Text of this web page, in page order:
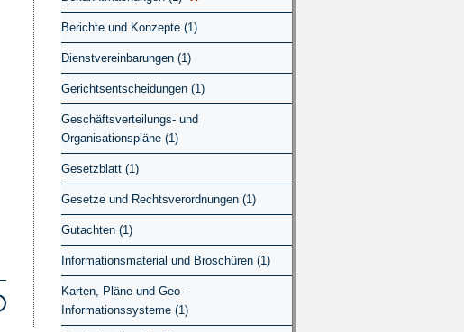
Berichte und Konzepte (1)
Dienstvereinbarungen (1)
Gerichtsentscheidungen (1)
Geschäftsverteilungs- und
Organisationspläne (1)
Gesetzblatt (1)
Gesetze und Rechtsverordnungen (1)
Gutachten (1)
Informationsmaterial und Broschüren (1)
Karten, Pläne und Geo-
Informationssysteme (1)